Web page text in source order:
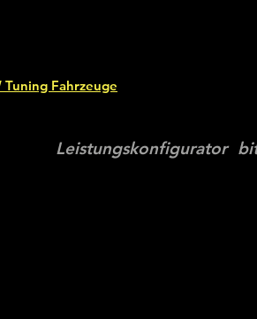
Fahrzeuge
Leistungskonfigurator